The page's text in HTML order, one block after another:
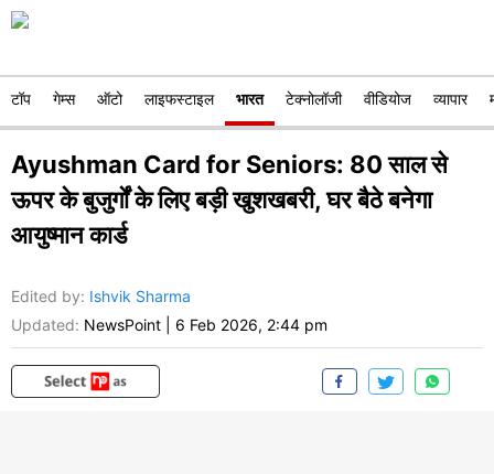
टॉप गेम्स ऑटो लाइफस्टाइल भारत टेक्नोलॉजी वीडियोज व्यापार
Ayushman Card for Seniors: 80 साल से
ऊपर के बुजुर्गों के लिए बड़ी खुशखबरी, घर बैठे बनेगा
आयुष्मान कार्ड
Edited by: Ishvik Sharma
Updated: NewsPoint 6 Feb 2026, 2:44 pm